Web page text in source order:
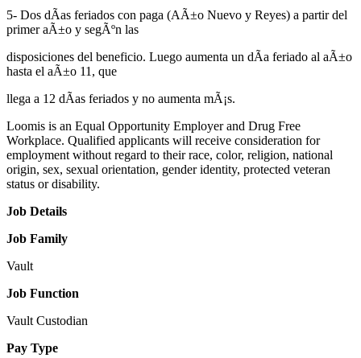
5- Dos dÃ­as feriados con paga (AÃ±o Nuevo y Reyes) a partir del
primer aÃ±o y segÃºn las
disposiciones del beneficio. Luego aumenta un dÃ­a feriado al aÃ±o
hasta el aÃ±o 11, que
llega a 12 dÃ­as feriados y no aumenta mÃ¡s.
Loomis is an Equal Opportunity Employer and Drug Free
Workplace. Qualified applicants will receive consideration for
employment without regard to their race, color, religion, national
origin, sex, sexual orientation, gender identity, protected veteran
status or disability.
Job Details
Job Family
Vault
Job Function
Vault Custodian
Pay Type